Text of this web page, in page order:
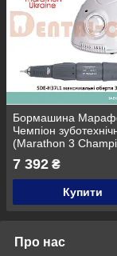
Бормашина
Чемпіон
(Marathon 3
мікромотором H37L1
35000 об/хв
7 392 ₴
Купити
Про нас